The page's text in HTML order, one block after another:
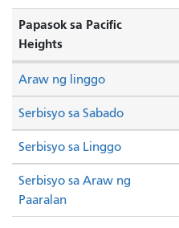
Papasok sa Pacific
Heights
Serbisyo sa Sabado
Serbisyo sa Linggo
Araw ng linggo
Serbisyo sa Araw ng
Paaralan